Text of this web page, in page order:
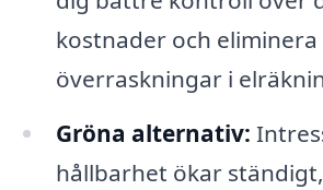
kostnader och eliminera
överraskningar i
Gröna alternativ:
hållbarhet ökar